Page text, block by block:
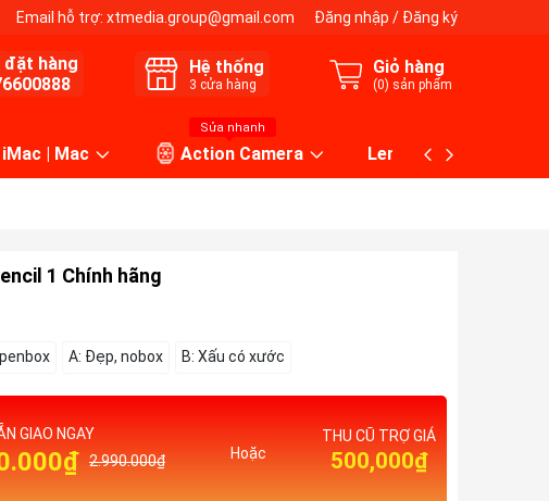
Email hỗ trợ: xtmedia.group@gmail.com Đăng nhập / Đăng ký
đặt hàng
Hệ thống
3 cửa hàng
Giỏ hàng
(0) sản phẩm
iMac | Mac
Sửa nhanh
Action Camera Lens máy ảnh
1 Chính hãng
A: Đẹp, nobox B: Xấu có xước
GIAO NGAY
2.990.000₫ Hoặc
THU CŨ TRỢ GIÁ
500,000₫